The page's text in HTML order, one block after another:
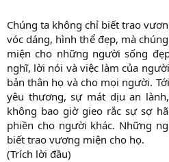
Chúng ta không chỉ biết trao
vóc dáng, hình thể đẹp, mà
miện cho những người sống
nghĩ, lời nói và việc làm của
bản thân họ và cho mọi người.
yêu thương, sự mát dịu an
không bao giờ gieo rắc sự sợ
phiền cho người khác. Những
biết trao vương miện cho họ.
(Trích lời đầu)